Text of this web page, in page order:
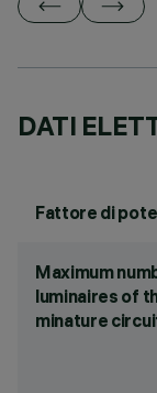
DATI
Fattore di
Maximum
luminaires of
minature